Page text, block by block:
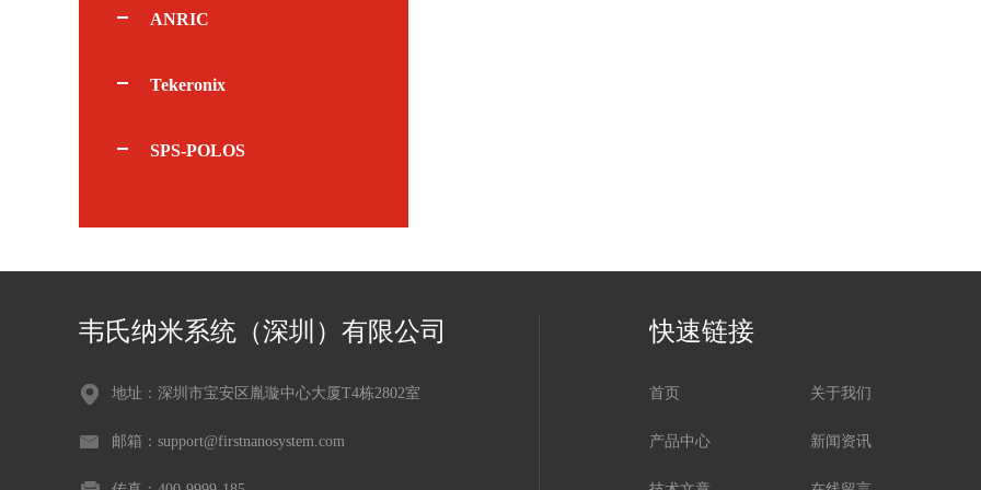
ANRIC
Tekeronix
SPS-POLOS
韦氏纳米系统（深圳）有限公司
地址：深圳市宝安区胤璇中心大厦T4栋2802室
邮箱：support@firstnanosystem.com
快速链接
首页 关于我们
产品中心 新闻资讯